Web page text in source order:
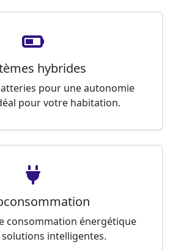
hybrides
pour une autonomie
pour votre habitation.
consommation énergétique
solutions intelligentes.